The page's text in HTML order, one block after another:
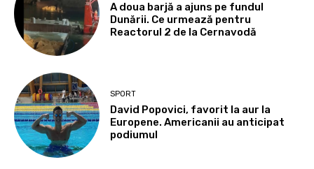
A doua barjă a ajuns pe fundul
Dunării. Ce urmează pentru
Reactorul 2 de la Cernavodă
SPORT
David Popovici, favorit la aur la
Europene. Americanii au anticipat
podiumul